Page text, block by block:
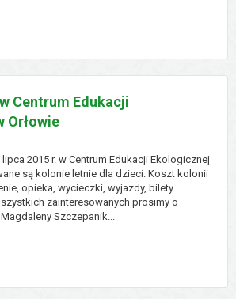
Centrum Edukacji
Orłowie
2015 r. w Centrum Edukacji Ekologicznej
są kolonie letnie dla dzieci. Koszt kolonii
opieka, wycieczki, wyjazdy, bilety
zainteresowanych prosimy o
Szczepanik...